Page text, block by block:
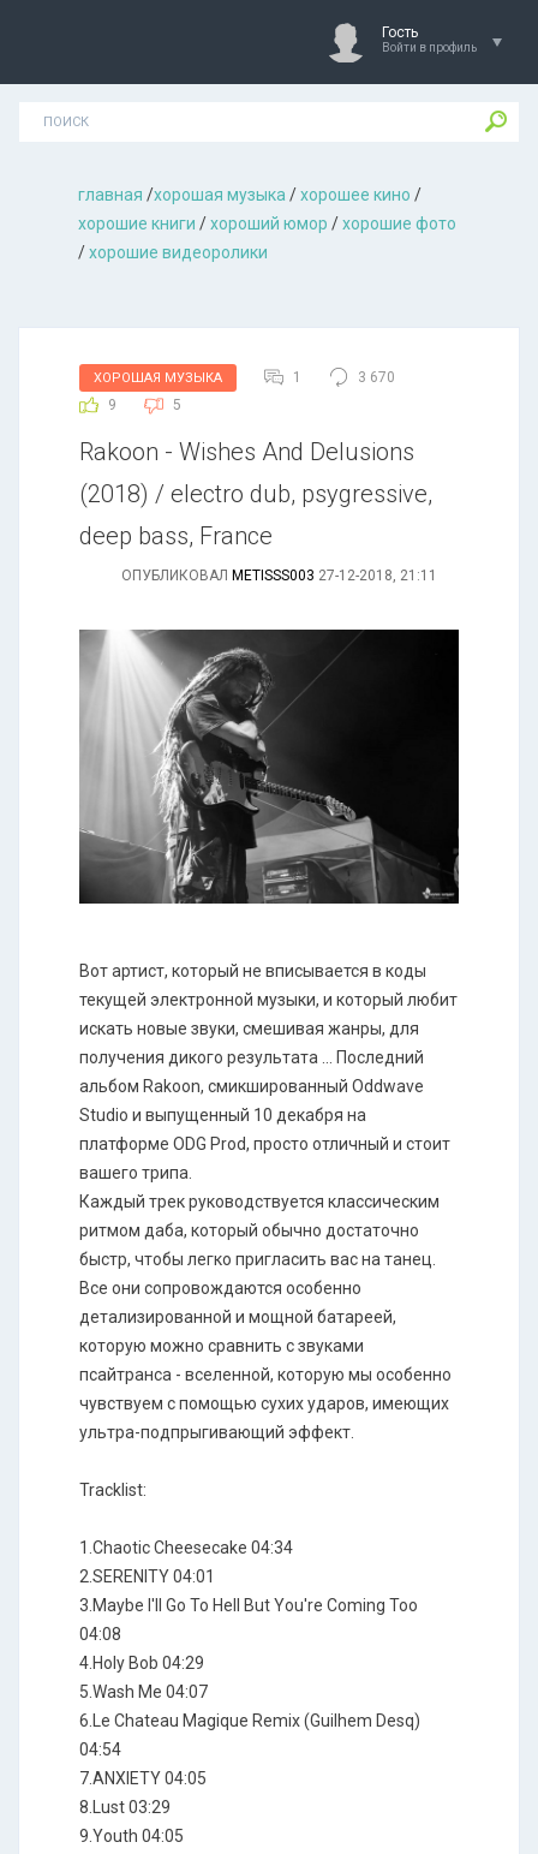
Гость
Войти в профиль
главная /хорошая музыкa /хорошее кино /
хорошие книги /хороший юмор /хорошие фото
/хорошие видеоролики
ХОРОШАЯ МУЗЫКА 1
3 670
9
5
Rakoon - Wishes And Delusions
(2018) / electro dub, psygressive,
deep bass, France
ОПУБЛИКОВАЛ METISSS003 27-12-2018, 21:11
Вот артист, который не вписывается в коды
текущей электронной музыки, и который любит
искать новые звуки, смешивая жанры, для
получения дикого результата ... Последний
альбом Rakoon, смикшированный Oddwave
Studio и выпущенный 10 декабря на
платформе ODG Prod, просто отличный и стоит
вашего трипа.
Каждый трек руководствуется классическим
ритмом даба, который обычно достаточно
быстр, чтобы легко пригласить вас на танец.
Все они сопровождаются особенно
детализированной и мощной батареей,
которую можно сравнить с звуками
псайтранса - вселенной, которую мы особенно
чувствуем с помощью сухих ударов, имеющих
ультра-подпрыгивающий эффект.
Tracklist:
1.Chaotic Cheesecake 04:34
2.SERENITY 04:01
3.Maybe I'll Go To Hell But You're Coming Too
04:08
4.Holy Bob 04:29
5.Wash Me 04:07
6.Le Chateau Magique Remix (Guilhem Desq)
04:54
7.ANXIETY 04:05
8.Lust 03:29
9.Youth 04:05